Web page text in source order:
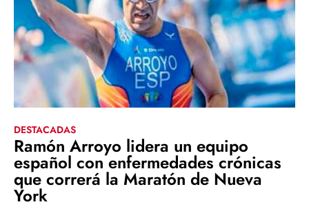
DESTACADAS
Ramón Arroyo lidera un equipo
español con enfermedades crónicas
que correrá la Maratón de Nueva
York